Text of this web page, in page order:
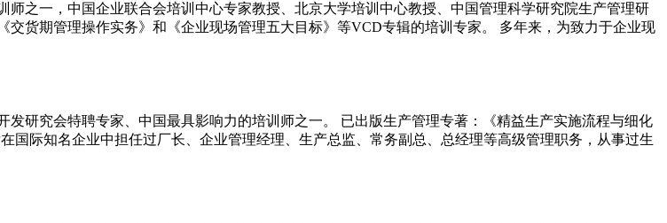
之一，中国企业联合会培训中心专家教授、北京大学培训中心教授、中国管理科学研究院生产管理研
货期管理操作实务》和《企业现场管理五大目标》等VCD专辑的培训专家。 多年来，为致力于企业现
研究会特聘专家、中国最具影响力的培训师之一。 已出版生产管理专著：《精益生产实施流程与细化
国际知名企业中担任过厂长、企业管理经理、生产总监、常务副总、总经理等高级管理职务，从事过生